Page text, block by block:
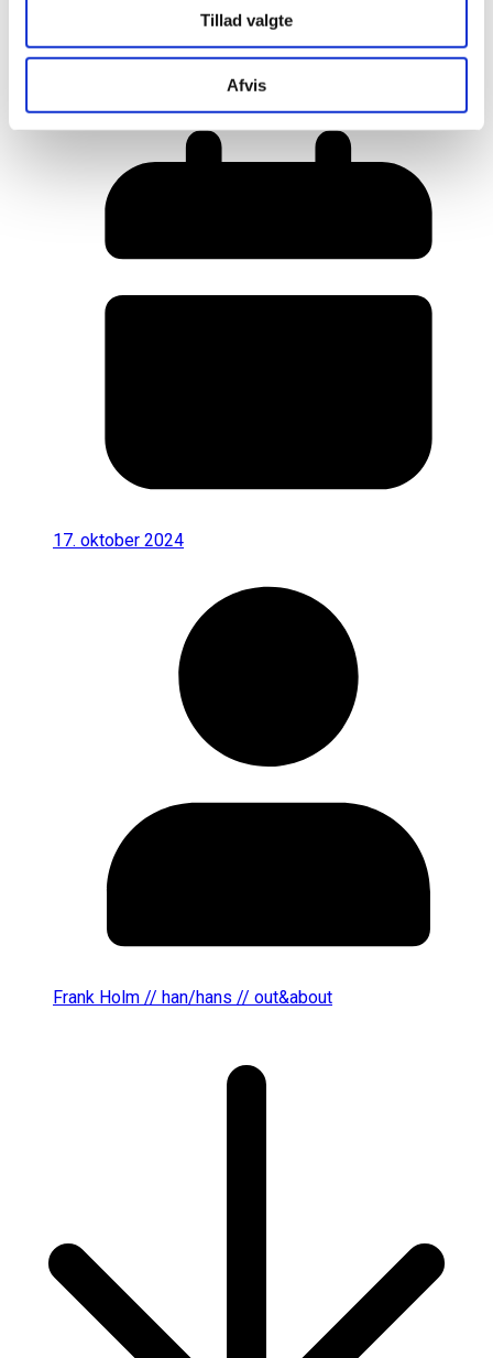
Tillad valgte
Afvis
Her er alle vinderne fra årets Danish
Rainbow Awards
17. oktober 2024
Frank Holm // han/hans // out&about